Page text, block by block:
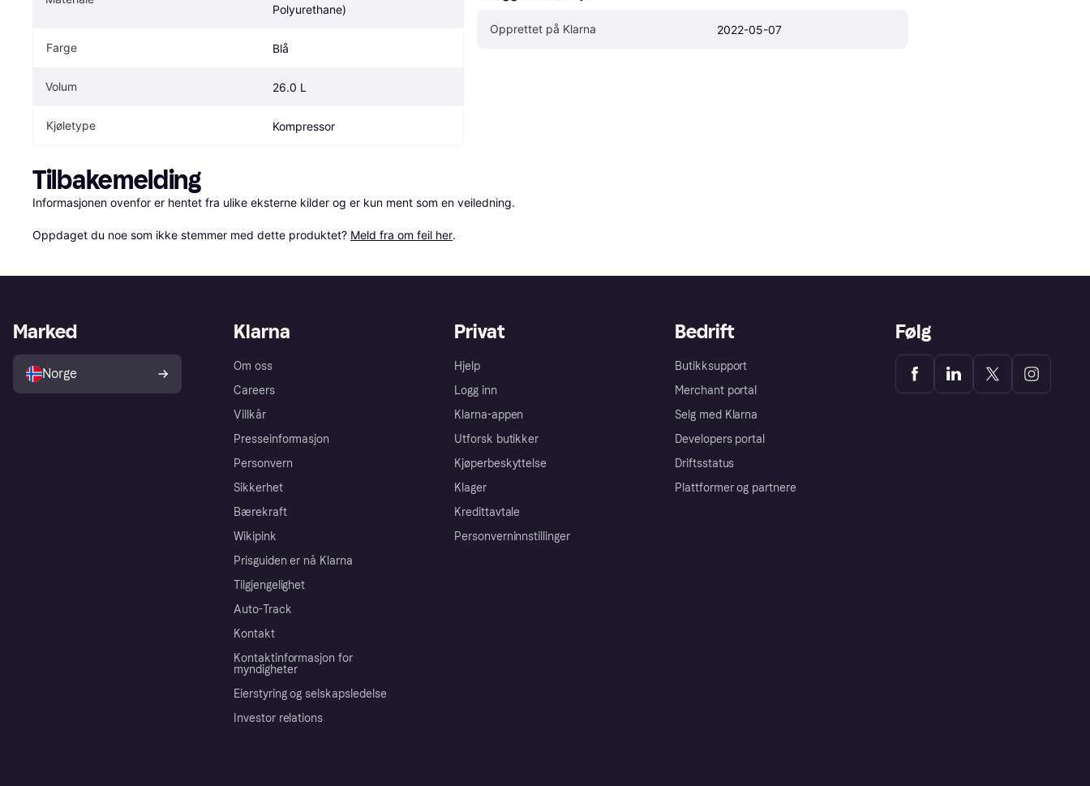
Polyurethane)
Farge Blå
Volum 26.0 L
Kjøletype Kompressor
Opprettet på Klarna 2022-05-07
Tilbakemelding
Informasjonen ovenfor er hentet fra ulike eksterne kilder og er kun ment som en veiledning.
Oppdaget du noe som ikke stemmer med dette produktet? Meld fra om feil her.
Klarna
Om oss
Careers
Villkår
Presseinformasjon
Personvern
Sikkerhet
Bærekraft
Wikipink
Prisguiden er nå Klarna
Tilgjengelighet
Auto-Track
Kontakt
Kontaktinformasjon for
myndigheter
Eierstyring og selskapsledelse
Investor relations
Privat
Hjelp
Logg inn
Klarna-appen
Utforsk butikker
Kjøperbeskyttelse
Klager
Kredittavtale
Personverninnstillinger
Bedrift
Butikksupport
Merchant portal
Selg med Klarna
Developers portal
Driftsstatus
Plattformer og partnere
Marked
Norge
Følg